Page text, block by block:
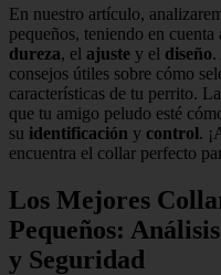
En nuestro artículo,
pequeños, teniendo en cuenta
dureza, el ajuste y el diseño.
consejos útiles sobre cómo
características de tu perrito.
que tu amigo peludo esté
su identificación y control.
encuentra el collar perfecto
Los Mejores
Pequeños:
y Seguridad